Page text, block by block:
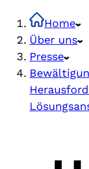
Home
Über uns
Presse